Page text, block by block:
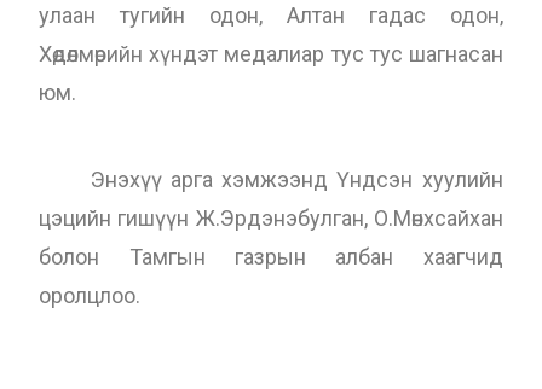
улаан тугийн одон, Алтан гадас одон,
Хөдөлмөрийн хүндэт медалиар тус тус шагнасан
юм.
Энэхүү арга хэмжээнд Үндсэн хуулийн
цэцийн гишүүн Ж.Эрдэнэбулган, О.Мөнхсайхан
болон Тамгын газрын албан хаагчид
оролцлоо.